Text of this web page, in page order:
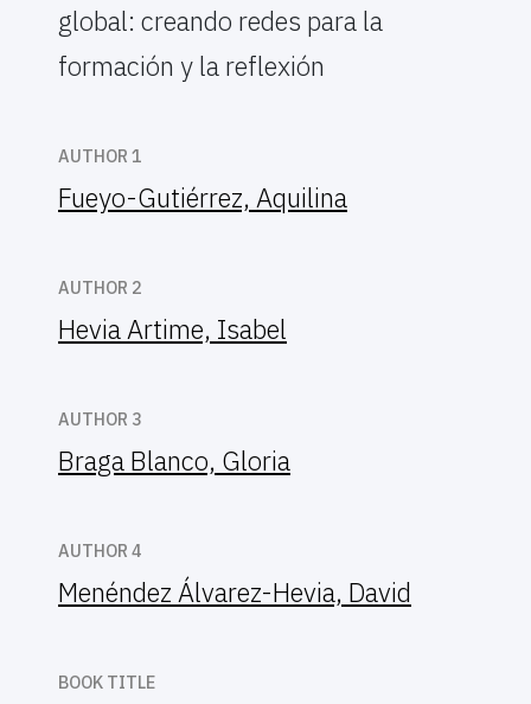
global: creando redes para la
formación y la reflexión
AUTHOR 1
Fueyo-Gutiérrez, Aquilina
AUTHOR 2
Hevia Artime, Isabel
AUTHOR 3
Braga Blanco, Gloria
AUTHOR 4
Menéndez Álvarez-Hevia, David
BOOK TITLE